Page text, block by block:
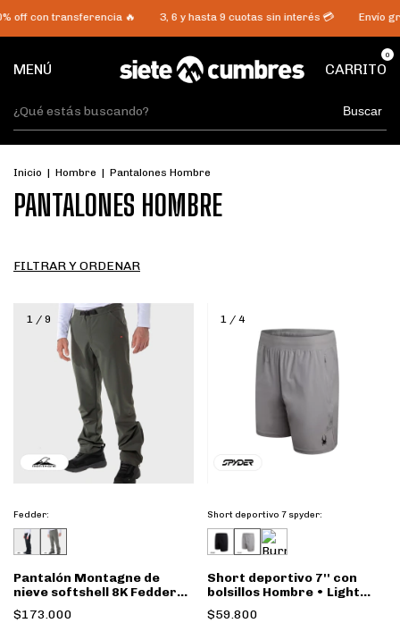
🔥 3, 6 y hasta 9 cuotas sin interés 💳 Envío gratis desde
MENÚ CARRITO
0
Buscar
Inicio | Hombre | Pantalones Hombre
PANTALONES HOMBRE
FILTRAR Y ORDENAR
1 / 9
Fedder:
Pantalón Montagne de
nieve softshell 8K Fedder
Hombre • Terra
$173.000
1/ 4
Short deportivo 7 spyder:
Short deportivo 7'' con
bolsillos Hombre • Light
grey • Spyder
$59.800